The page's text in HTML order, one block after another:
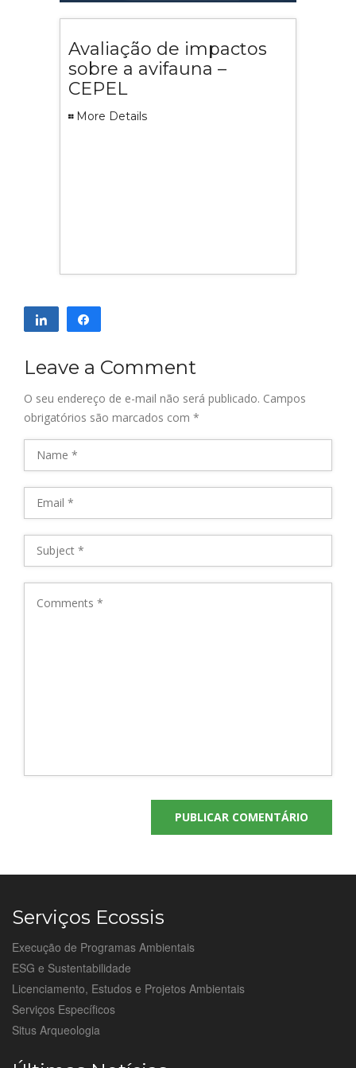
Avaliação de impactos
sobre a avifauna –
CEPEL
More Details
Compartilhar
Leave a Comment
O seu endereço de e-mail não será publicado. Campos
obrigatórios são marcados com *
Serviços Ecossis
Execução de Programas Ambientais
ESG e Sustentabilidade
Licenciamento, Estudos e Projetos Ambientais
Serviços Específicos
Situs Arqueologia